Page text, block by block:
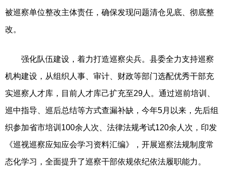
被巡察单位整改主体责任，确保发现问题清仓见底、彻底整
改。
强化队伍建设，着力打造巡察尖兵。县委全力支持巡察
机构建设，从组织人事、审计、财政等部门选配优秀干部充
实巡察人才库，目前人才库己扩充至29人。通过巡前培训、
巡中指导、巡后总结等方式查漏补缺，今年5月以来，先后组
织参加省市培训100余人次、法律法规考试120余人次，印发
《巡视巡察应知应会学习资料汇编》，开展巡察法规制度常
态化学习，全面提升了巡察干部依规依纪依法履职能力。